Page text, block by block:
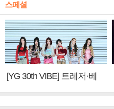
스페셜
[YG 30th VIBE] 트레저·베